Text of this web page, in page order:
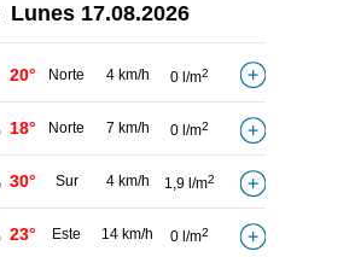
Lunes 17.08.2026
20° Norte 4 km/h 0 l/m2
18° Norte 7 km/h 0 l/m2
30° Sur 4 km/h 1,9 l/m2
23° Este 14 km/h 0 l/m2